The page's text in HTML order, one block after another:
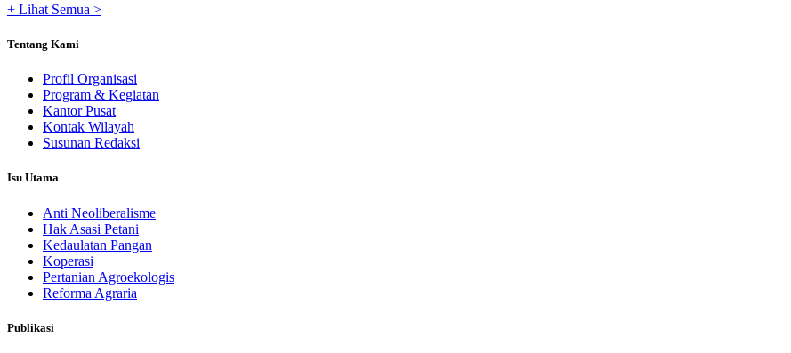
+ Lihat Semua >
Tentang Kami
Profil Organisasi
Program & Kegiatan
Kantor Pusat
Kontak Wilayah
Susunan Redaksi
Isu Utama
Anti Neoliberalisme
Hak Asasi Petani
Kedaulatan Pangan
Koperasi
Pertanian Agroekologis
Reforma Agraria
Publikasi